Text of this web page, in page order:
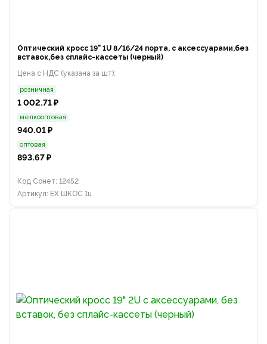
Оптический кросс 19" 1U 8/16/24 порта, с аксессуарами,без
вставок,без сплайс-кассеты (черный)
Цена с НДС (указана за шт):
розничная
1 002.71 ₽
мелкооптовая
940.01 ₽
оптовая
893.67 ₽
Код Сонет: 12452
Артикул: EX ШКОС 1u